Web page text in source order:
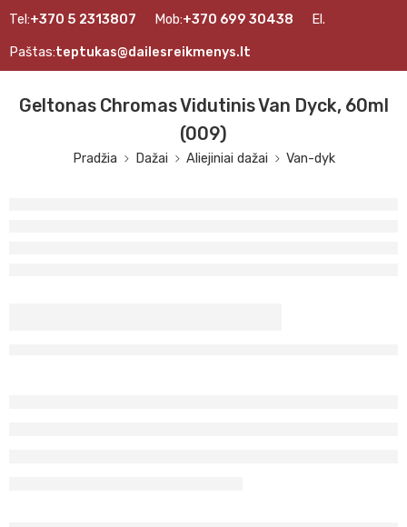
Tel:+370 5 2313807 Mob:+370 699 30438 El.
Paštas:teptukas@dailesreikmenys.lt
Geltonas Chromas Vidutinis Van Dyck, 60ml
(009)
Pradžia Dažai Aliejiniai dažai Van-dyk